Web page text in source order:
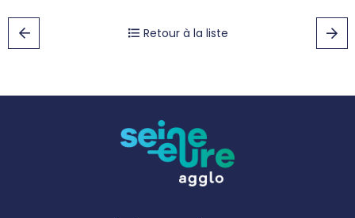
Retour à la liste